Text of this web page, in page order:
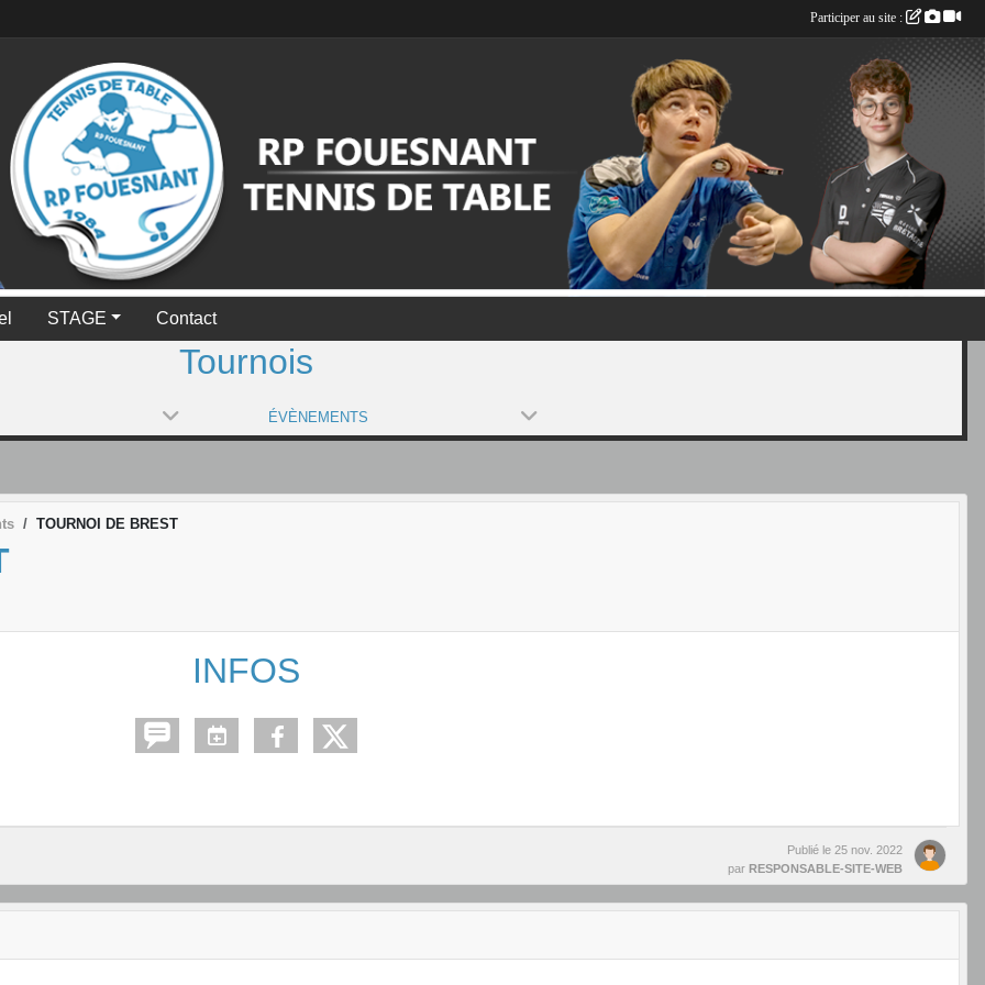
STAGE Contact
Tournois
ÉVÈNEMENTS
TOURNOI DE BREST
INFOS
Publié le 25 nov. 2022
par RESPONSABLE-SITE-WEB
Participer au site :